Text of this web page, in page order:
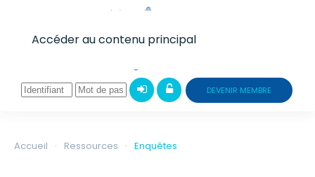
Accéder au contenu principal
DEVENIR MEMBRE
Accueil Ressources Enquêtes